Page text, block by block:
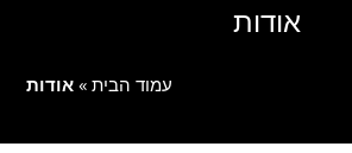
אודות
עמוד הבית» אודות